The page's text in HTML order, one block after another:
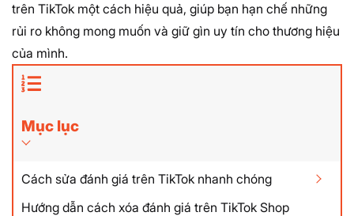
trên TikTok một cách hiệu quả, giúp bạn hạn chế những
rủi ro không mong muốn và giữ gìn uy tín cho thương hiệu
của mình.
Mục lục
Cách sửa đánh giá trên TikTok nhanh chóng
Hướng dẫn cách xóa đánh giá trên TikTok Shop